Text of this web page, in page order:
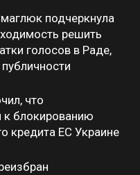
подчеркнула
решить
голосов в Раде,
что
к блокированию
кредита ЕС Украине